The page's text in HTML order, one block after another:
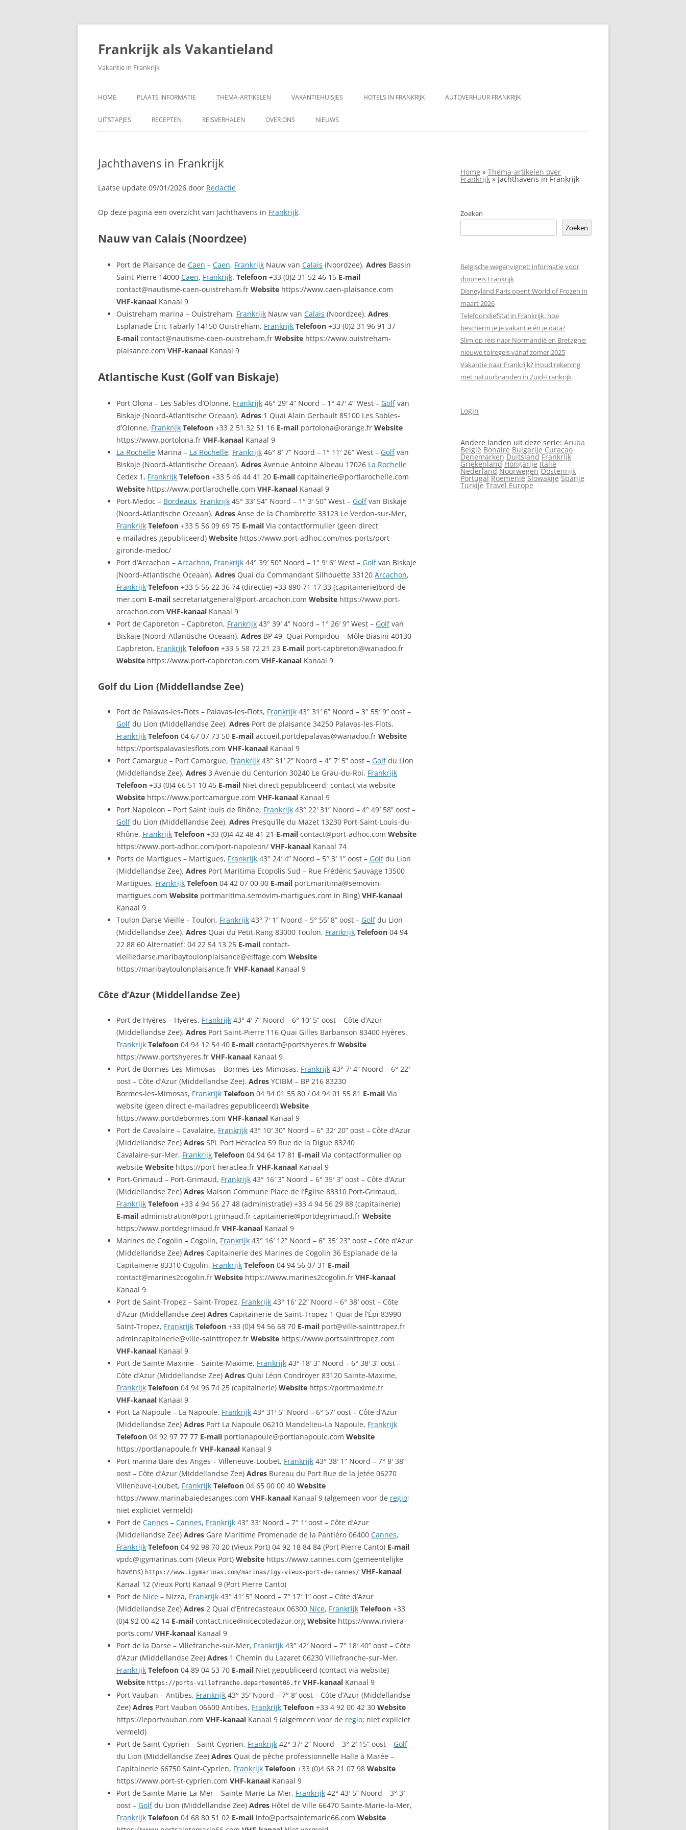
Ga
inhoud
Frankrijk als Vakantieland
Vakantie in Frankrijk
HOME PLAATS INFORMATIE THEMA-ARTIKELEN VAKANTIEHUISJES HOTELS IN FRANKRIJK AUTOVERHUUR FRANKRIJK
UITSTAPJES RECEPTEN REISVERHALEN OVER ONS NIEUWS
Jachthavens in Frankrijk
Laatse update 09/01/2026 door Redactie
Op deze pagina een overzicht van Jachthavens in Frankrijk.
Nauw van Calais (Noordzee)
Port de Plaisance de Caen – Caen, Frankrijk Nauw van Calais (Noordzee). Adres Bassin
Saint-Pierre 14000 Caen, Frankrijk. Telefoon +33 (0)2 31 52 46 15 E‑mail
contact@nautisme-caen-ouistreham.fr Website https://www.caen-plaisance.com
VHF‑kanaal Kanaal 9
Ouistreham marina – Ouistreham, Frankrijk Nauw van Calais (Noordzee). Adres
Esplanade Éric Tabarly 14150 Ouistreham, Frankrijk Telefoon +33 (0)2 31 96 91 37
E‑mail contact@nautisme-caen-ouistreham.fr Website https://www.ouistreham-
plaisance.com VHF‑kanaal Kanaal 9
Atlantische Kust (Golf van Biskaje)
Port Olona – Les Sables d’Olonne, Frankrijk 46° 29′ 4” Noord – 1° 47′ 4” West – Golfvan
Biskaje (Noord-Atlantische Oceaan). Adres 1 Quai Alain Gerbault 85100 Les Sables-
d’Olonne, Frankrijk Telefoon +33 2 51 32 51 16 E‑mail portolona@orange.fr Website
https://www.portolona.fr VHF‑kanaal Kanaal 9
La Rochelle Marina – La Rochelle, Frankrijk 46° 8′ 7” Noord – 1° 11′ 26” West – Golfvan
Biskaje (Noord-Atlantische Oceaan). Adres Avenue Antoine Albeau 17026 La Rochelle
Cedex 1, Frankrijk Telefoon +33 5 46 44 41 20 E‑mail capitainerie@portlarochelle.com
Website https://www.portlarochelle.com VHF‑kanaal Kanaal 9
Port-Medoc – Bordeaux, Frankrijk 45° 33′ 54” Noord – 1° 3′ 50” West – Golfvan Biskaje
(Noord-Atlantische Oceaan). Adres Anse de la Chambrette 33123 Le Verdon-sur-Mer,
Frankrijk Telefoon +33 5 56 09 69 75 E‑mail Via contactformulier (geen direct
e‑mailadres gepubliceerd) Website https://www.port-adhoc.com/nos-ports/port-
gironde-medoc/
Port d’Arcachon – Arcachon, Frankrijk 44° 39′ 50” Noord – 1° 9′ 6” West – Golfvan Biskaje
(Noord-Atlantische Oceaan). Adres Quai du Commandant Silhouette 33120 Arcachon,
Frankrijk Telefoon +33 5 56 22 36 74 (directie) +33 890 71 17 33 (capitainerie)bord-de-
mer.com E‑mail secretariatgeneral@port-arcachon.com Website https://www.port-
arcachon.com VHF‑kanaal Kanaal 9
Port de Capbreton – Capbreton, Frankrijk 43° 39′ 4” Noord – 1° 26′ 9” West – Golfvan
Biskaje (Noord-Atlantische Oceaan). Adres BP 49, Quai Pompidou – Môle Biasini 40130
Capbreton, Frankrijk Telefoon +33 5 58 72 21 23 E‑mail port-capbreton@wanadoo.fr
Website https://www.port-capbreton.com VHF‑kanaal Kanaal 9
Golf du Lion (Middellandse Zee)
Port de Palavas-les-Flots – Palavas-les-Flots, Frankrijk 43° 31′ 6” Noord – 3° 55′ 9” oost –
Golfdu Lion (Middellandse Zee). Adres Port de plaisance 34250 Palavas-les-Flots,
Frankrijk Telefoon 04 67 07 73 50 E‑mail accueil.portdepalavas@wanadoo.fr Website
https://portspalavaslesflots.com VHF‑kanaal Kanaal 9
Port Camargue – Port Camargue, Frankrijk 43° 31′ 2” Noord – 4° 7′ 5” oost – Golfdu Lion
(Middellandse Zee). Adres 3 Avenue du Centurion 30240 Le Grau-du-Roi, Frankrijk
Telefoon +33 (0)4 66 51 10 45 E‑mail Niet direct gepubliceerd; contact via website
Website https://www.portcamargue.com VHF‑kanaal Kanaal 9
Port Napoleon – Port Saint louis de Rhône, Frankrijk 43° 22′ 31” Noord – 4° 49′ 58” oost –
Golfdu Lion (Middellandse Zee). Adres Presqu’île du Mazet 13230 Port-Saint-Louis-du-
Rhône, Frankrijk Telefoon +33 (0)4 42 48 41 21 E‑mail contact@port-adhoc.com Website
https://www.port-adhoc.com/port-napoleon/ VHF‑kanaal Kanaal 74
Ports de Martigues – Martigues, Frankrijk 43° 24′ 4” Noord – 5° 3′ 1” oost – Golfdu Lion
(Middellandse Zee). Adres Port Maritima Ecopolis Sud – Rue Frédéric Sauvage 13500
Martigues, Frankrijk Telefoon 04 42 07 00 00 E‑mail port.maritima@semovim-
martigues.com Website portmaritima.semovim-martigues.com in Bing) VHF‑kanaal
Kanaal 9
Toulon Darse Vieille – Toulon, Frankrijk 43° 7′ 1” Noord – 5° 55′ 8” oost – Golfdu Lion
(Middellandse Zee). Adres Quai du Petit-Rang 83000 Toulon, Frankrijk Telefoon 04 94
22 88 60 Alternatief: 04 22 54 13 25 E‑mail contact-
vieilledarse.maribaytoulonplaisance@eiffage.com Website
https://maribaytoulonplaisance.fr VHF‑kanaal Kanaal 9
Côte d’Azur (Middellandse Zee)
Port de Hyéres – Hyéres, Frankrijk 43° 4′ 7” Noord – 6° 10′ 5” oost – Côte d’Azur
(Middellandse Zee). Adres Port Saint‑Pierre 116 Quai Gilles Barbanson 83400 Hyères,
Frankrijk Telefoon 04 94 12 54 40 E‑mail contact@portshyeres.fr Website
https://www.portshyeres.fr VHF‑kanaal Kanaal 9
Port de Bormes-Les-Mimosas – Bormes-Les-Mimosas, Frankrijk 43° 7′ 4” Noord – 6° 22′
oost – Côte d’Azur (Middellandse Zee). Adres YCIBM – BP 216 83230
Bormes‑les‑Mimosas, Frankrijk Telefoon 04 94 01 55 80 / 04 94 01 55 81 E‑mail Via
website (geen direct e‑mailadres gepubliceerd) Website
https://www.portdebormes.com VHF‑kanaal Kanaal 9
Port de Cavalaire – Cavalaire, Frankrijk 43° 10′ 30” Noord – 6° 32′ 20” oost – Côte d’Azur
(Middellandse Zee) Adres SPL Port Héraclea 59 Rue de la Digue 83240
Cavalaire‑sur‑Mer, Frankrijk Telefoon 04 94 64 17 81 E‑mail Via contactformulier op
website Website https://port-heraclea.fr VHF‑kanaal Kanaal 9
Port-Grimaud – Port-Grimaud, Frankrijk 43° 16′ 3” Noord – 6° 35′ 3” oost – Côte d’Azur
(Middellandse Zee) Adres Maison Commune Place de l’Église 83310 Port‑Grimaud,
Frankrijk Telefoon +33 4 94 56 27 48 (administratie) +33 4 94 56 29 88 (capitainerie)
E‑mail administration@port-grimaud.fr capitainerie@portdegrimaud.fr Website
https://www.portdegrimaud.fr VHF‑kanaal Kanaal 9
Marines de Cogolin – Cogolin, Frankrijk 43° 16′ 12” Noord – 6° 35′ 23” oost – Côte d’Azur
(Middellandse Zee) Adres Capitainerie des Marines de Cogolin 36 Esplanade de la
Capitainerie 83310 Cogolin, Frankrijk Telefoon 04 94 56 07 31 E‑mail
contact@marines2cogolin.fr Website https://www.marines2cogolin.fr VHF‑kanaal
Kanaal 9
Port de Saint-Tropez – Saint-Tropez, Frankrijk 43° 16′ 22” Noord – 6° 38′ oost – Côte
d’Azur (Middellandse Zee) Adres Capitainerie de Saint‑Tropez 1 Quai de l’Épi 83990
Saint‑Tropez, Frankrijk Telefoon +33 (0)4 94 56 68 70 E‑mail port@ville-sainttropez.fr
admincapitainerie@ville-sainttropez.fr Website https://www.portsainttropez.com
VHF‑kanaal Kanaal 9
Port de Sainte-Maxime – Sainte-Maxime, Frankrijk 43° 18′ 3” Noord – 6° 38′ 3” oost –
Côte d’Azur (Middellandse Zee) Adres Quai Léon Condroyer 83120 Sainte‑Maxime,
Frankrijk Telefoon 04 94 96 74 25 (capitainerie) Website https://portmaxime.fr
VHF‑kanaal Kanaal 9
Port La Napoule – La Napoule, Frankrijk 43° 31′ 5” Noord – 6° 57′ oost – Côte d’Azur
(Middellandse Zee) Adres Port La Napoule 06210 Mandelieu‑La Napoule, Frankrijk
Telefoon 04 92 97 77 77 E‑mail portlanapoule@portlanapoule.com Website
https://portlanapoule.fr VHF‑kanaal Kanaal 9
Port marina Baie des Anges – Villeneuve-Loubet, Frankrijk 43° 38′ 1” Noord – 7° 8′ 38”
oost – Côte d’Azur (Middellandse Zee) Adres Bureau du Port Rue de la Jetée 06270
Villeneuve‑Loubet, Frankrijk Telefoon 04 65 00 00 40 Website
https://www.marinabaiedesanges.com VHF‑kanaal Kanaal 9 (algemeen voor de regio;
niet expliciet vermeld)
Port de Cannes – Cannes, Frankrijk 43° 33′ Noord – 7° 1′ oost – Côte d’Azur
(Middellandse Zee) Adres Gare Maritime Promenade de la Pantiéro 06400 Cannes,
Frankrijk Telefoon 04 92 98 70 20 (Vieux Port) 04 92 18 84 84 (Port Pierre Canto) E‑mail
vpdc@igymarinas.com (Vieux Port) Website https://www.cannes.com (gemeentelijke
havens) https://www.igymarinas.com/marinas/igy-vieux-port-de-cannes/ VHF‑kanaal
Kanaal 12 (Vieux Port) Kanaal 9 (Port Pierre Canto)
Port de Nice – Nizza, Frankrijk 43° 41′ 5” Noord – 7° 17′ 1” oost – Côte d’Azur
(Middellandse Zee) Adres 2 Quai d’Entrecasteaux 06300 Nice, Frankrijk Telefoon +33
(0)4 92 00 42 14 E‑mail contact.nice@nicecotedazur.org Website https://www.riviera-
ports.com/ VHF‑kanaal Kanaal 9
Port de la Darse – Villefranche-sur-Mer, Frankrijk 43° 42′ Noord – 7° 18′ 40” oost – Côte
d’Azur (Middellandse Zee) Adres 1 Chemin du Lazaret 06230 Villefranche‑sur‑Mer,
Frankrijk Telefoon 04 89 04 53 70 E‑mail Niet gepubliceerd (contact via website)
Website https://ports-villefranche.departement06.fr VHF‑kanaal Kanaal 9
Port Vauban – Antibes, Frankrijk 43° 35′ Noord – 7° 8′ oost – Côte d’Azur (Middellandse
Zee) Adres Port Vauban 06600 Antibes, Frankrijk Telefoon +33 4 92 00 42 30 Website
https://leportvauban.com VHF‑kanaal Kanaal 9 (algemeen voor de regio; niet expliciet
vermeld)
Port de Saint-Cyprien – Saint-Cyprien, Frankrijk 42° 37′ 2” Noord – 3° 2′ 15” oost – Golf
du Lion (Middellandse Zee) Adres Quai de pêche professionnelle Halle à Marée –
Capitainerie 66750 Saint‑Cyprien, Frankrijk Telefoon +33 (0)4 68 21 07 98 Website
https://www.port-st-cyprien.com VHF‑kanaal Kanaal 9
Port de Sainte-Marie-La-Mer – Sainte-Marie-La-Mer, Frankrijk 42° 43′ 5” Noord – 3° 3′
oost – Golfdu Lion (Middellandse Zee) Adres Hôtel de Ville 66470 Sainte‑Marie‑la‑Mer,
Frankrijk Telefoon 04 68 80 51 02 E‑mail info@portsaintemarie66.com Website
Home » Thema-artikelen over
Frankrijk »Jachthavens in Frankrijk
Zoeken
Zoeken
Belgische wegenvignet: informatie voor
doorreis Frankrijk
Disneyland Paris opent World of Frozen in
maart 2026
Telefoondiefstal in Frankrijk: hoe
bescherm je je vakantie én je data?
Slim op reis naar Normandië en Bretagne:
nieuwe tolregels vanaf zomer 2025
Vakantie naar Frankrijk? Houd rekening
met natuurbranden in Zuid-Frankrijk
Login
Andere landen uit deze serie: Aruba
België Bonaire Bulgarije Curaçao
Denemarken Duitsland Frankrijk
Griekenland Hongarije Italië
Nederland Noorwegen Oostenrijk
Portugal Roemenië Slowakije Spanje
Turkije Travel Europe